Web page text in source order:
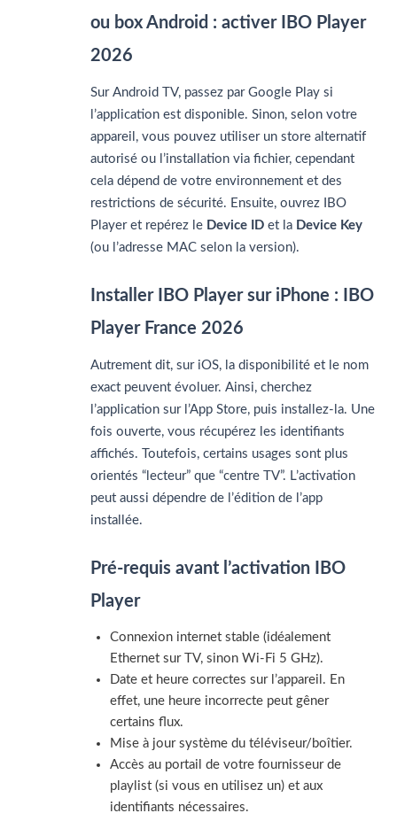
ou box Android : activer IBO Player
2026
Sur Android TV, passez par Google Play si
l’application est disponible. Sinon, selon votre
appareil, vous pouvez utiliser un store alternatif
autorisé ou l’installation via fichier, cependant
cela dépend de votre environnement et des
restrictions de sécurité. Ensuite, ouvrez IBO
Player et repérez le Device ID et la Device Key
(ou l’adresse MAC selon la version).
Installer IBO Player sur iPhone : IBO
Player France 2026
Autrement dit, sur iOS, la disponibilité et le nom
exact peuvent évoluer. Ainsi, cherchez
l’application sur l’App Store, puis installez-la. Une
fois ouverte, vous récupérez les identifiants
affichés. Toutefois, certains usages sont plus
orientés “lecteur” que “centre TV”. L’activation
peut aussi dépendre de l’édition de l’app
installée.
Pré-requis avant l’activation IBO
Player
Connexion internet stable (idéalement
Ethernet sur TV, sinon Wi-Fi 5 GHz).
Date et heure correctes sur l’appareil. En
effet, une heure incorrecte peut gêner
certains flux.
Mise à jour système du téléviseur/boîtier.
Accès au portail de votre fournisseur de
playlist (si vous en utilisez un) et aux
identifiants nécessaires.